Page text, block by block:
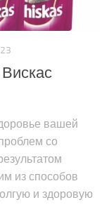
вашей
со
из способов
и здоровую